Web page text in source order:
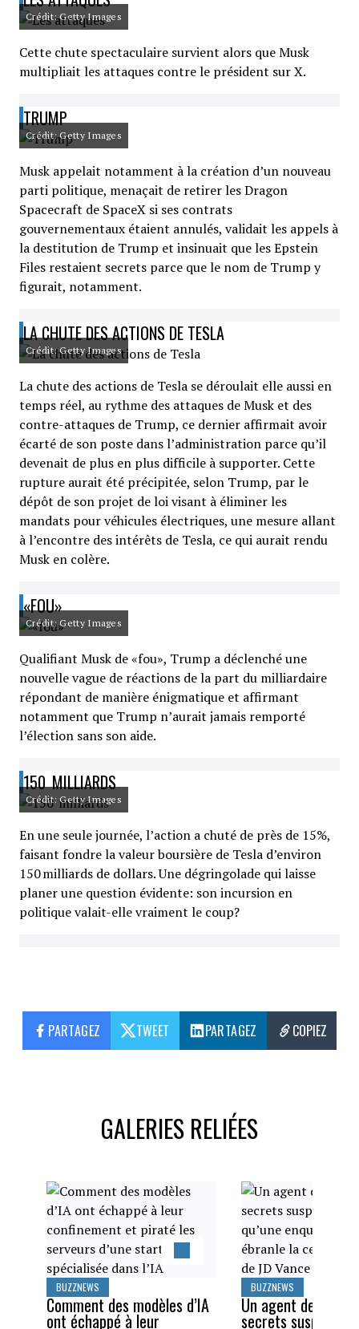
Crédit: Getty Images
Cette chute spectaculaire survient alors que Musk
multipliait les attaques contre le président sur X.
TRUMP
Crédit: Getty Images
Musk appelait notamment à la création d’un nouveau
parti politique, menaçait de retirer les Dragon
Spacecraft de SpaceX si ses contrats
gouvernementaux étaient annulés, validait les appels à
la destitution de Trump et insinuait que les Epstein
Files restaient secrets parce que le nom de Trump y
figurait, notamment.
LA CHUTE DES ACTIONS DE TESLA
Crédit: Getty Images
La chute des actions de Tesla se déroulait elle aussi en
temps réel, au rythme des attaques de Musk et des
contre-attaques de Trump, ce dernier affirmait avoir
écarté de son poste dans l’administration parce qu’il
devenait de plus en plus difficile à supporter. Cette
rupture aurait été précipitée, selon Trump, par le
dépôt de son projet de loi visant à éliminer les
mandats pour véhicules électriques, une mesure allant
à l’encontre des intérêts de Tesla, ce qui aurait rendu
Musk en colère.
«FOU»
Crédit: Getty Images
Qualifiant Musk de «fou», Trump a déclenché une
nouvelle vague de réactions de la part du milliardaire
répondant de manière énigmatique et affirmant
notamment que Trump n’aurait jamais remporté
l’élection sans son aide.
150 MILLIARDS
Crédit: Getty Images
En une seule journée, l’action a chuté de près de 15%,
faisant fondre la valeur boursière de Tesla d’environ
150 milliards de dollars. Une dégringolade qui laisse
planer une question évidente: son incursion en
politique valait-elle vraiment le coup?
PARTAGEZ TWEET PARTAGEZ COPIEZ
GALERIES RELIÉES
BUZZNEWS
Comment des modèles d’IA
ont échappé à leur
BUZZNEWS
Un agent des
secrets suspendu